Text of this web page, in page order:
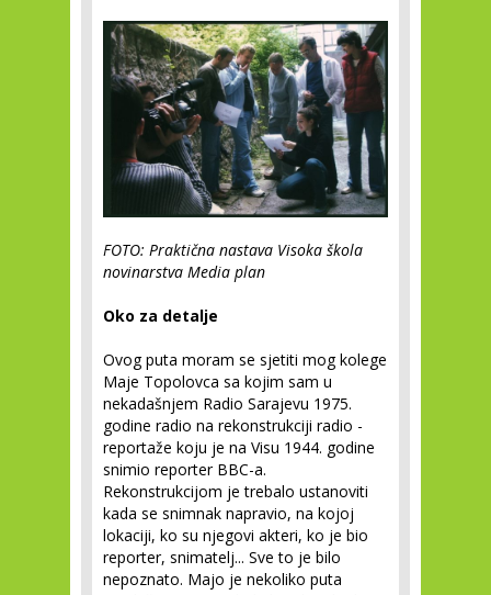
FOTO: Praktična nastava Visoka škola
novinarstva Media plan
Oko za detalje
Ovog puta moram se sjetiti mog kolege
Maje Topolovca sa kojim sam u
nekadašnjem Radio Sarajevu 1975.
godine radio na rekonstrukciji radio -
reportaže koju je na Visu 1944. godine
snimio reporter BBC-a.
Rekonstrukcijom je trebalo ustanoviti
kada se snimnak napravio, na kojoj
lokaciji, ko su njegovi akteri, ko je bio
reporter, snimatelj... Sve to je bilo
nepoznato. Majo je nekoliko puta